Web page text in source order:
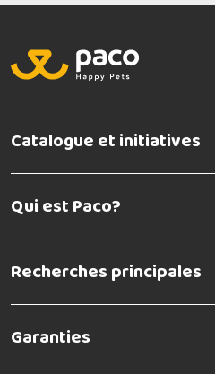
Catalogue et initiatives
Qui est Paco?
Recherches principales
Garanties